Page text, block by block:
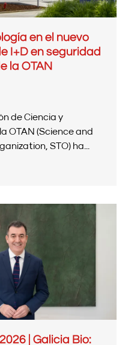
en el nuevo
I+D en seguridad
la OTAN
de Ciencia y
OTAN (Science and
STO) ha...
| Galicia Bio: